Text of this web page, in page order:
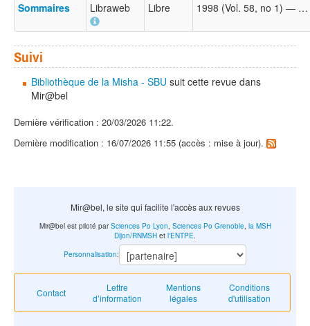
Sommaires Libraweb Libre 1998 (Vol. 58, no 1) — …
Suivi
Bibliothèque de la Misha - SBU suit cette revue dans
Mir@bel
Dernière vérification : 20/03/2026 11:22.
Dernière modification : 16/07/2026 11:55 (accès : mise à jour).
Mir@bel, le site qui facilite l'accès aux revues
Contact
Lettre
d’information
Mentions
légales
Conditions
d'utilisation
Mir@bel est piloté parSciences Po Lyon, Sciences Po Grenoble, la MSH
Dijon/RNMSH et l'ENTPE.
Personnalisation: